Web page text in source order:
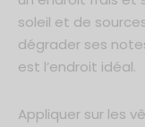
soleil et de
dégrader ses
est l’endroit idéal.
Appliquer sur les